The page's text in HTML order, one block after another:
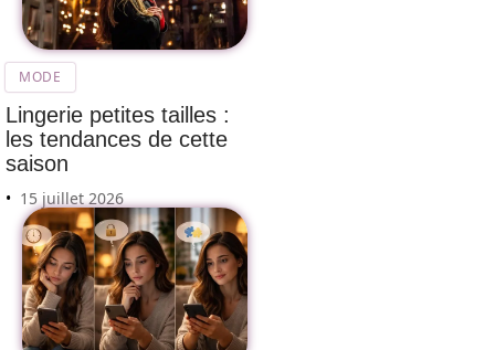
MODE
Lingerie petites tailles :
les tendances de cette
saison
15 juillet 2026